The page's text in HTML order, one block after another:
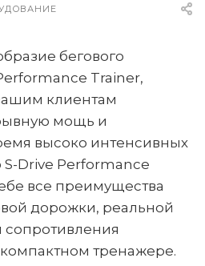
бегового
Trainer,
клиентам
мощь и
высоко интенсивных
S-Drive Performance
все преимущества
дорожки, реальной
сопротивления
тренажере.